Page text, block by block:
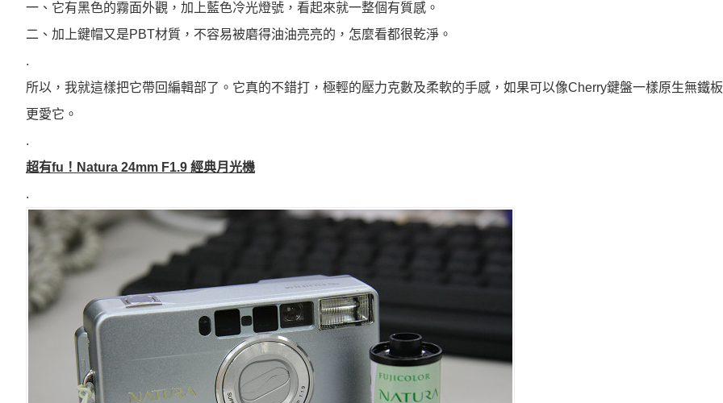
一、它有黑色的霧面外觀，加上藍色冷光燈號，看起來就一整個有質感。
二、加上鍵帽又是PBT材質，不容易被磨得油油亮亮的，怎麼看都很乾淨。
.
所以，我就這樣把它帶回編輯部了。它真的不錯打，極輕的壓力克數及柔軟的手感，如果可以像Cherry鍵盤一樣原生無鐵
更愛它。
.
超有fu！Natura 24mm F1.9 經典月光機
.